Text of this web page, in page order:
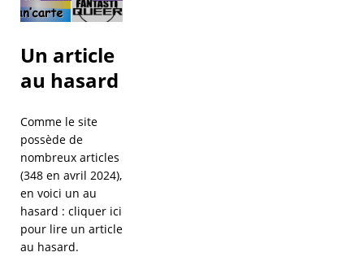
Un article
au hasard
Comme le site
possède de
nombreux articles
(348 en avril 2024),
en voici un au
hasard : cliquer ici
pour lire un article
au hasard.